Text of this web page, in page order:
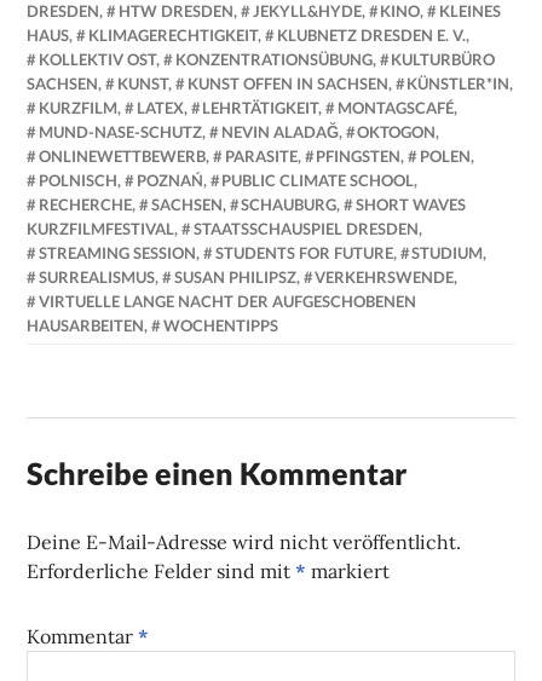
DRESDEN, HTW DRESDEN, JEKYLL&HYDE, KINO,
KLEINES
HAUS, KLIMAGERECHTIGKEIT, KLUBNETZ DRESDEN E. V.,
KOLLEKTIV OST, KONZENTRATIONSÜBUNG,
KULTURBÜRO
SACHSEN, KUNST, KUNST OFFEN IN SACHSEN, KÜNSTLER*IN,
KURZFILM, LATEX, LEHRTÄTIGKEIT, MONTAGSCAFÉ,
MUND-NASE-SCHUTZ, NEVIN ALADAĞ, OKTOGON,
ONLINEWETTBEWERB, PARASITE, PFINGSTEN, POLEN,
POLNISCH, POZNAŃ, PUBLIC CLIMATE SCHOOL,
RECHERCHE, SACHSEN, SCHAUBURG,
SHORT WAVES
KURZFILMFESTIVAL, STAATSSCHAUSPIEL DRESDEN,
STREAMING SESSION, STUDENTS FOR FUTURE, STUDIUM,
SURREALISMUS, SUSAN PHILIPSZ, VERKEHRSWENDE,
VIRTUELLE LANGE NACHT DER AUFGESCHOBENEN
HAUSARBEITEN, WOCHENTIPPS
Schreibe einen Kommentar
Deine E-Mail-Adresse wird nicht veröffentlicht.
Erforderliche Felder sind mit* markiert
Kommentar*